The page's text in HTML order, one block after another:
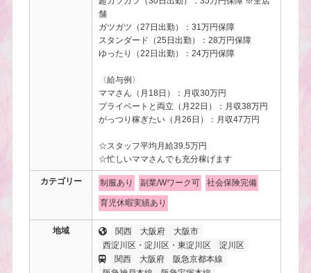
舗
ガツガツ（27日出勤）：31万円保障
スタンダード（25日出勤）：28万円保障
ゆったり（22日出勤）：24万円保障
〈給与例〉
ママさん（月18日）：月収30万円
プライベートと両立（月22日）：月収38万円
がっつり稼ぎたい（月26日）：月収47万円
☆スタッフ平均月給39.5万円
☆忙しいママさんでも充分稼げます
カテゴリー 制服あり 副業/Wワーク可 社会保険完備
育児休暇実績あり
地域 関西 大阪府
大阪市
西淀川区・淀川区・東淀川区
淀川区
関西
大阪府
阪急京都本線